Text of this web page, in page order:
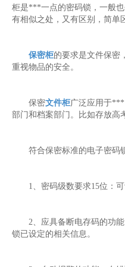
柜是***一点的密码锁，一般
有相似之处，又有区别，简单
保密柜的要求是文件保密
重视物品的安全。
保密文件柜广泛应用于***
部门和档案部门。比如存放高
符合保密标准的电子密码锁
1、密码级数要求15位：可
2、应具备断电存码的功能
锁已设定的相关信息。